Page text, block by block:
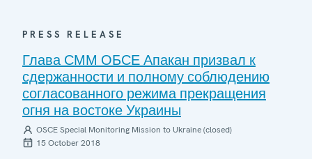
PRESS RELEASE
Глава СММ ОБСЕ Апакан призвал к
сдержанности и полному соблюдению
согласованного режима прекращения
огня на востоке Украины
OSCE Special Monitoring Mission to Ukraine (closed)
15 October 2018